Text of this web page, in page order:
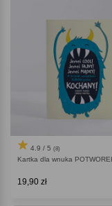
4.9 / 5 (8)
Kartka dla wnuka
19,90 zł